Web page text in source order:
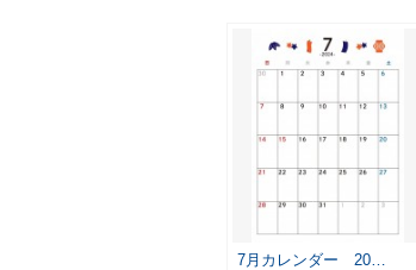
7月カレンダー 20…